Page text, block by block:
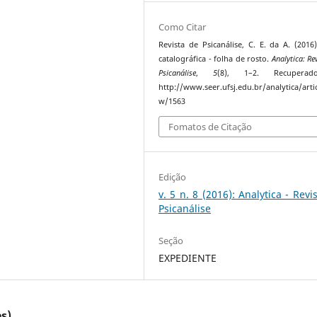
Como Citar
Revista de Psicanálise, C. E. da A.
catalográfica - folha de rosto.Analytica:
Psicanálise,5(8), 1–2.
http://www.seer.ufsj.edu.br/analytica/
w/1563
Fomatos de Citação
Edição
v. 5 n. 8 (2016): Analytica -
Psicanálise
Seção
EXPEDIENTE